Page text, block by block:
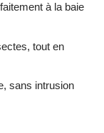
à la baie
tout en
sans intrusion